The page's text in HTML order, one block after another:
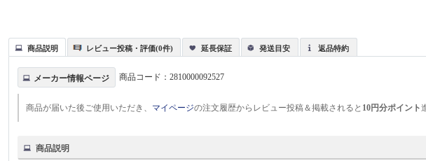
商品説明 レビュー投稿・評価(0件) 延長保証 発送目安 返品特約
メーカー情報ページ 商品コード：2810000092527
商品が届いた後ご使用いただき、 マイページの注文履歴からレビュー投稿＆掲載されると 10円分ポイント
商品説明